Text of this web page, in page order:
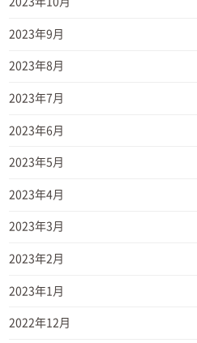
2023年9月
2023年8月
2023年7月
2023年6月
2023年5月
2023年4月
2023年3月
2023年2月
2023年1月
2022年12月